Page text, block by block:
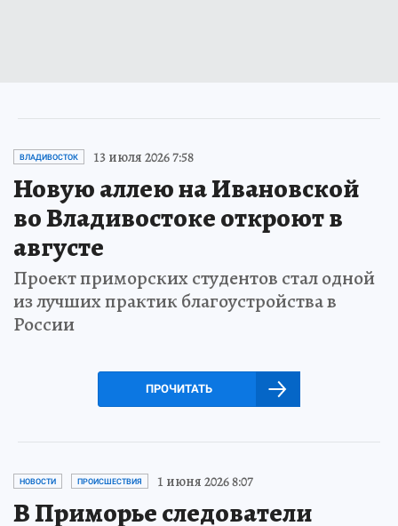
ВЛАДИВОСТОК 13 июля 2026 7:58
Новую аллею на Ивановской
во Владивостоке откроют в
августе
Проект приморских студентов стал одной
из лучших практик благоустройства в
России
ПРОЧИТАТЬ
НОВОСТИ ПРОИСШЕСТВИЯ 1 июня 2026 8:07
В Приморье следователи